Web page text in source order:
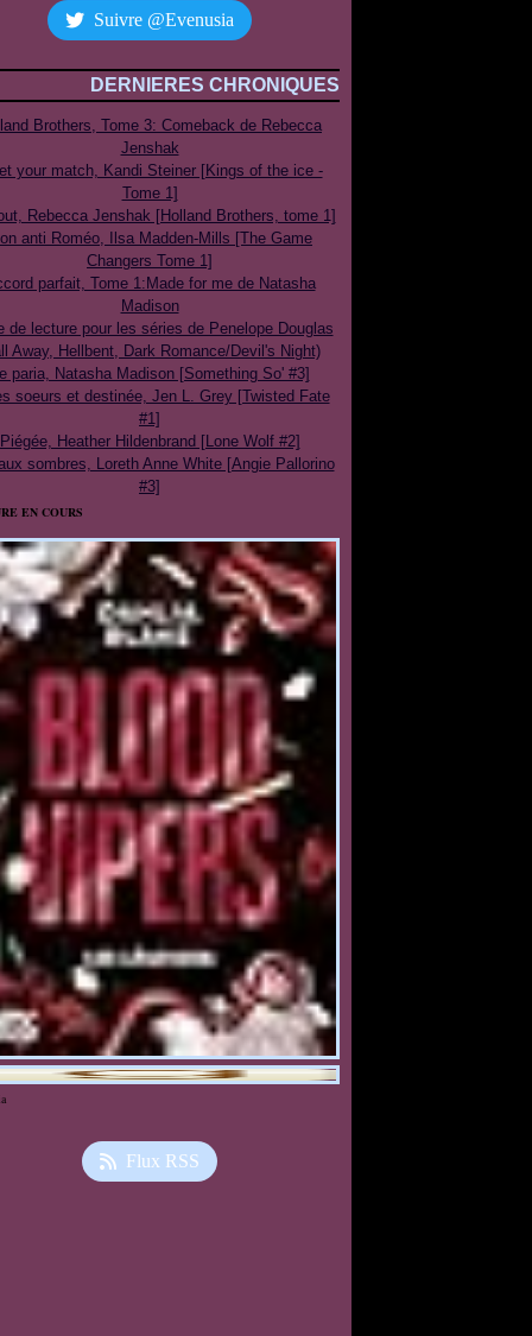
Suivre @Evenusia
DERNIERES CHRONIQUES
Brothers, Tome 3: Comeback de Rebecca
Jenshak
your match, Kandi Steiner [Kings of the ice -
Tome 1]
Rebecca Jenshak [Holland Brothers, tome 1]
anti Roméo, Ilsa Madden-Mills [The Game
Changers Tome 1]
parfait, Tome 1:Made for me de Natasha
Madison
de lecture pour les séries de Penelope Douglas
Away, Hellbent, Dark Romance/Devil's Night)
paria, Natasha Madison [Something So' #3]
soeurs et destinée, Jen L. Grey [Twisted Fate
#1]
Piégée, Heather Hildenbrand [Lone Wolf #2]
sombres, Loreth Anne White [Angie Pallorino
#3]
EN COURS
Flux RSS